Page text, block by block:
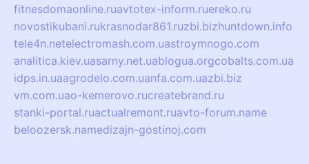
fitnesdomaonline.ruavtotex-inform.ruereko.ru
novostikubani.rukrasnodar861.ruzbi.bizhuntdown.info
tele4n.netelectromash.com.uastroymnogo.com
analitica.kiev.uasarny.net.uablogua.orgcobalts.com.ua
idps.in.uaagrodelo.com.uanfa.com.uazbi.biz
vm.com.uao-kemerovo.rucreatebrand.ru
stanki-portal.ruactualremont.ruavto-forum.name
beloozersk.namedizajn-gostinoj.com